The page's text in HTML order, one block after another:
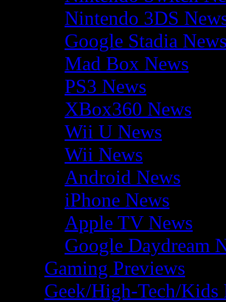
Nintendo 3DS
Google Stadia
Mad Box News
PS3 News
XBox360 News
Wii U News
Wii News
Android News
iPhone News
Apple TV News
Google Daydream
Gaming Previews
Geek/High-Tech/Kids